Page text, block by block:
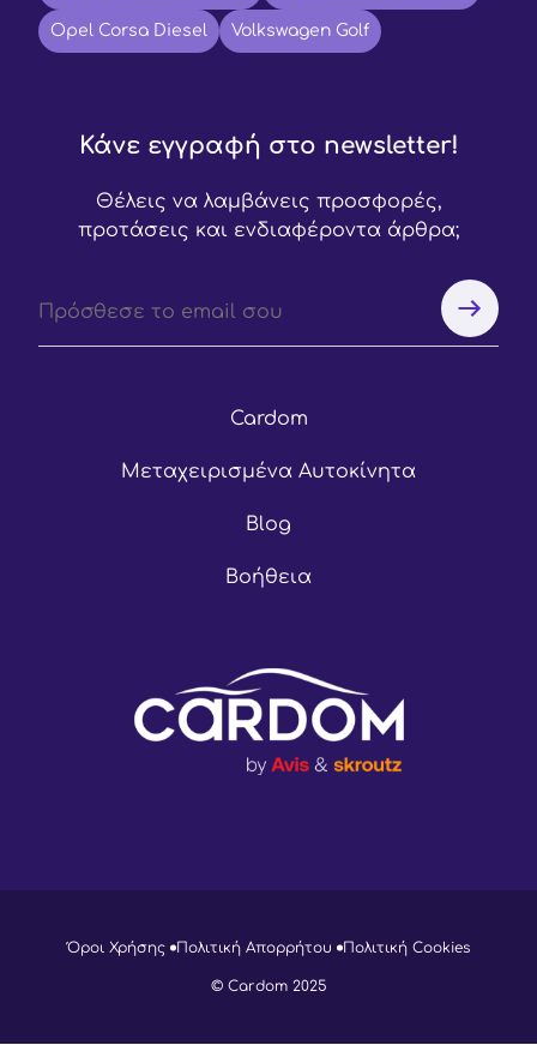
Opel Corsa Diesel Volkswagen Golf
Κάνε εγγραφή στο newsletter!
Θέλεις να λαμβάνεις προσφορές,
προτάσεις και ενδιαφέροντα άρθρα;
Cardom
Μεταχειρισμένα Αυτοκίνητα
Blog
Βοήθεια
Όροι Χρήσης Πολιτική Απορρήτου Πολιτική Cookies
© Cardom 2025